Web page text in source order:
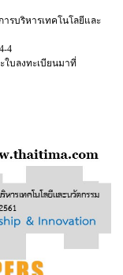
รบริหารเทคโนโลยีและ
4
ใบลงทะเบียนมาที่